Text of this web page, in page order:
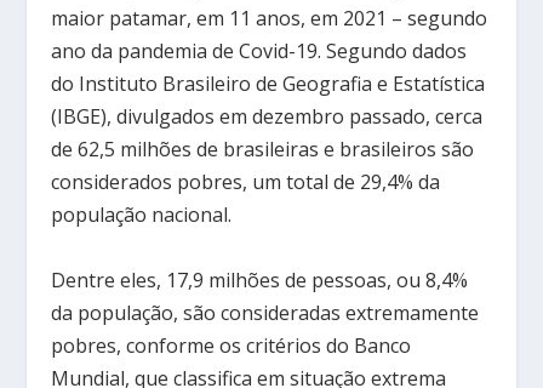
maior patamar, em 11 anos, em 2021 – segundo
ano da pandemia de Covid-19. Segundo dados
do Instituto Brasileiro de Geografia e Estatística
(IBGE), divulgados em dezembro passado, cerca
de 62,5 milhões de brasileiras e brasileiros são
considerados pobres, um total de 29,4% da
população nacional.
Dentre eles, 17,9 milhões de pessoas, ou 8,4%
da população, são consideradas extremamente
pobres, conforme os critérios do Banco
Mundial, que classifica em situação extrema